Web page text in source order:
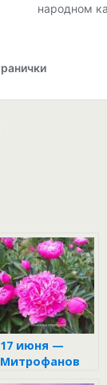
17 июня —
Митрофанов